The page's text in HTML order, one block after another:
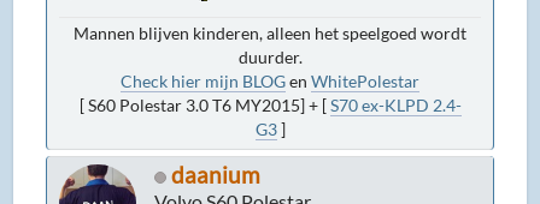
Mannen blijven kinderen, alleen het speelgoed wordt
duurder.
Check hier mijn BLOGen WhitePolestar
[ S60 Polestar 3.0 T6 MY2015] + [S70 ex-KLPD 2.4-
G3]
daanium